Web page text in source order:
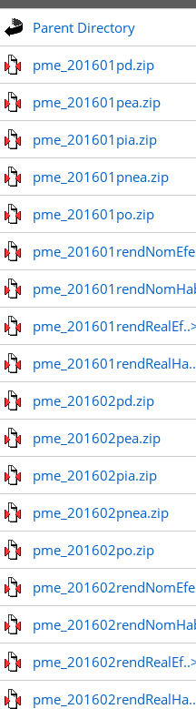
Parent Directory
pme_201601pd.zip
pme_201601pea.zip
pme_201601pia.zip
pme_201601pnea.zip
pme_201601po.zip
pme_201602pd.zip
pme_201602pea.zip
pme_201602pia.zip
pme_201602pnea.zip
pme_201602po.zip